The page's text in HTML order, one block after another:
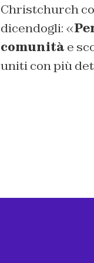
Christchurch
dicendogli: «
comunità e
uniti con più